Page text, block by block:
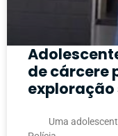
de cárcere
exploração
Uma adolescente